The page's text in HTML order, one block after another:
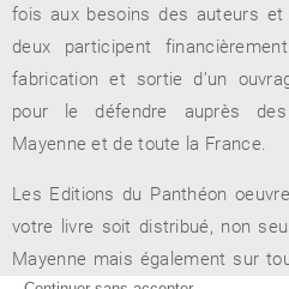
fois aux besoins des auteurs
deux participent
fabrication et sortie d’un
pour le défendre auprès
Mayenne et de toute la France.
Les Editions du Panthéon
votre livre soit distribué, non
Mayenne mais également sur